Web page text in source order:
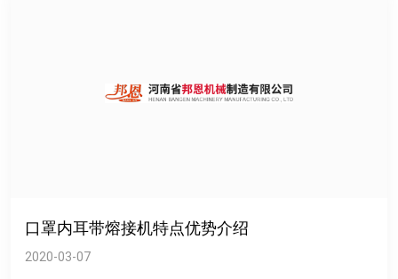
口罩内耳带熔接机特点优势介绍
2020-03-07